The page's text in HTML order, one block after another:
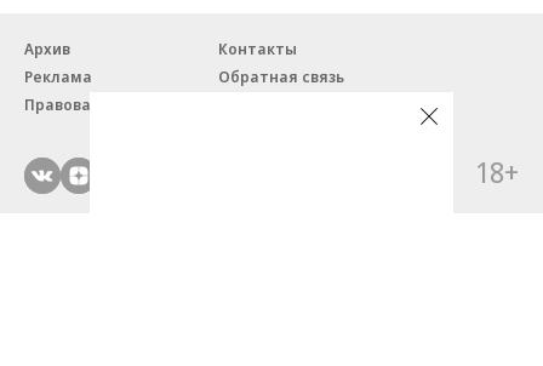
Архив
Контакты
Реклама
Обратная связь
Правовая информация
18+